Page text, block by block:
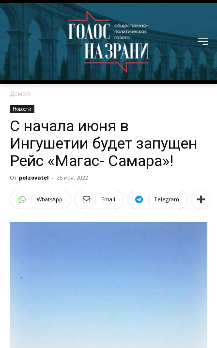
Домой
Новости
С начала июня в
Ингушетии будет запущен
Рейс «Магас- Самара»!
От polzovatel - 25 мая, 2022
WhatsApp Email Telegram